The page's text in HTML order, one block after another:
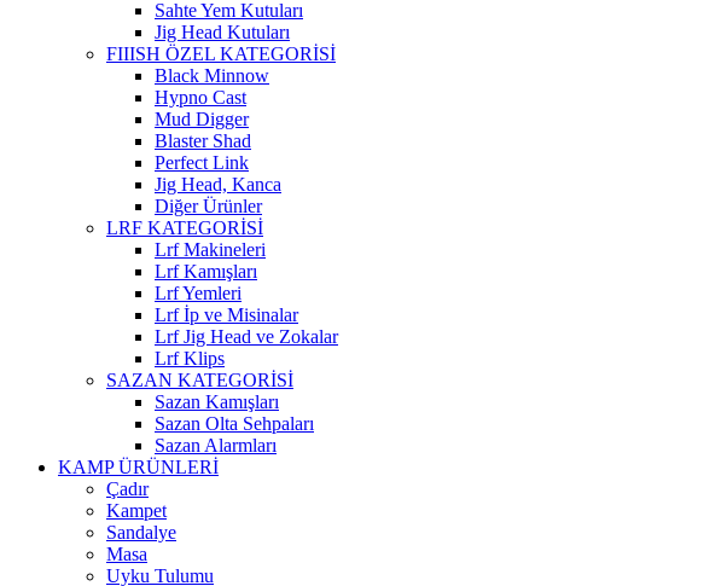
Sahte Yem Kutuları
Jig Head Kutuları
FIIISH ÖZEL KATEGORİSİ
Black Minnow
Hypno Cast
Mud Digger
Blaster Shad
Perfect Link
Jig Head, Kanca
Diğer Ürünler
LRF KATEGORİSİ
Lrf Makineleri
Lrf Kamışları
Lrf Yemleri
Lrf İp ve Misinalar
Lrf Jig Head ve Zokalar
Lrf Klips
SAZAN KATEGORİSİ
Sazan Kamışları
Sazan Olta Sehpaları
Sazan Alarmları
KAMP ÜRÜNLERİ
Çadır
Kampet
Sandalye
Masa
Uyku Tulumu